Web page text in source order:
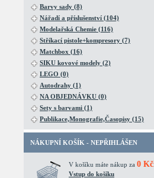
Barvy sady (8)
Nářadí a příslušenství (104)
Modelařská Chemie (116)
Stříkací pistole+kompresory (7)
Matchbox (16)
SIKU kovové modely (2)
LEGO (0)
Autodrahy (1)
NA OBJEDNÁVKU (0)
Sety s barvami (1)
Publikace,Monografie,Časopisy (15)
NÁKUPNÍ KOŠÍK - NEPŘIHLÁŠEN
V košíku máte nákup za 0 Kč
Vstup do košíku